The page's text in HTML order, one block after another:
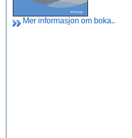
Mer informasjon om boka..